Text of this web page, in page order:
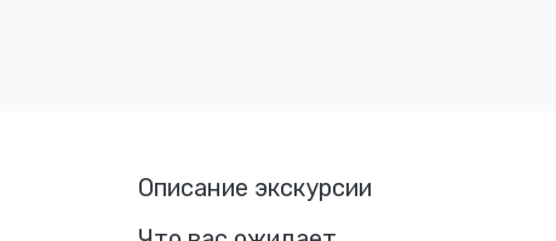
Описание экскурсии